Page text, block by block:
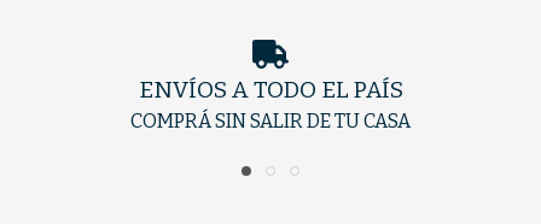
ENVÍOS A TODO EL PAÍS
COMPRÁ SIN SALIR DE TU CASA